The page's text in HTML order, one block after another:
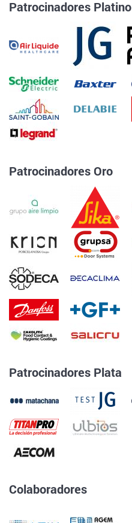
Patrocinadores Platino
Patrocinadores Oro
Patrocinadores Plata
Colaboradores